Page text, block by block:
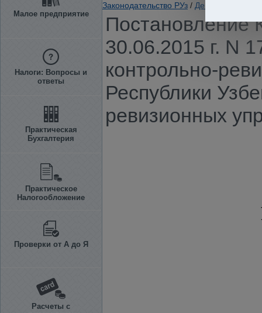
Малое предприятие
Налоги: Вопросы и
ответы
Практическая
Бухгалтерия
Практическое
Налогообложение
Проверки от А до Я
Расчеты с
Законодательство РУз / Денежная и
Постановление
30.06.2015 г. N
контрольно-
Республики
ревизионных